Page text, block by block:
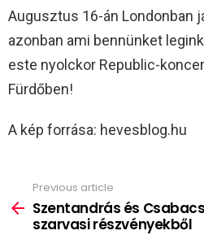
Augusztus 16-án Londonban
azonban ami bennünket
este nyolckor Republic-
Fürdőben!
A kép forrása: hevesblog.hu
more
Previous article
Szentandrás és
szarvasi részvényekből